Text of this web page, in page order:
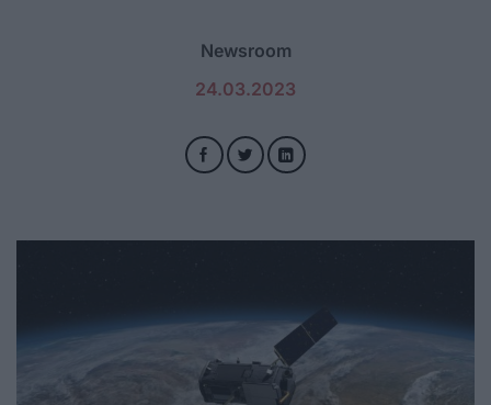
Newsroom
24.03.2023